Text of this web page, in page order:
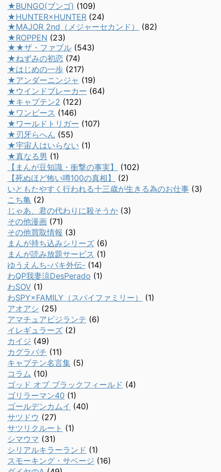
★BUNGO(ブンゴ) (109)
★HUNTER×HUNTER (24)
★MAJOR 2nd（メジャーセカンド）
(82)
★ROPPEN (23)
★★ザ・ファブル (543)
★ねずみの初恋 (74)
★はじめの一歩 (217)
★アンダーニンジャ (19)
★ウインドブレーカー (64)
★キャプテン2 (122)
★ワンピース (146)
★ワールドトリガー (107)
★刃牙らへん (55)
★宇宙人はいらない (1)
★真なる男 (1)
【まんが豆知識・衝撃の事実】
(102)
【死ぬほど怖い噂100の真相】
(2)
いともたやすく行われる十三歳が生きる為のお仕事 (3)
こち亀 (2)
じゃあ、君の代わりに殺そうか (3)
その他漫画 (71)
その他買取情報 (3)
まんが持ち込みシリーズ (6)
まんが読み放題サービス (1)
ゆうえんち-バキ外伝- (14)
わQP我妻涼DesPerado (1)
わSOV (1)
わSPY×FAMILY（スパイファミリー）
(1)
アオアシ (25)
アマチュアビジランテ (6)
イレギュラーズ (2)
カイジ (49)
カグラバチ (11)
キャプテン名言集 (5)
コラム (10)
ゴッド オブ ブラックフィールド (4)
ゴリラーマン40 (1)
ゴールデンカムイ (40)
サツドウ (27)
サツリクルート (1)
シマウマ (31)
シリアルキラーランド (1)
スモーキング・サベージ (16)